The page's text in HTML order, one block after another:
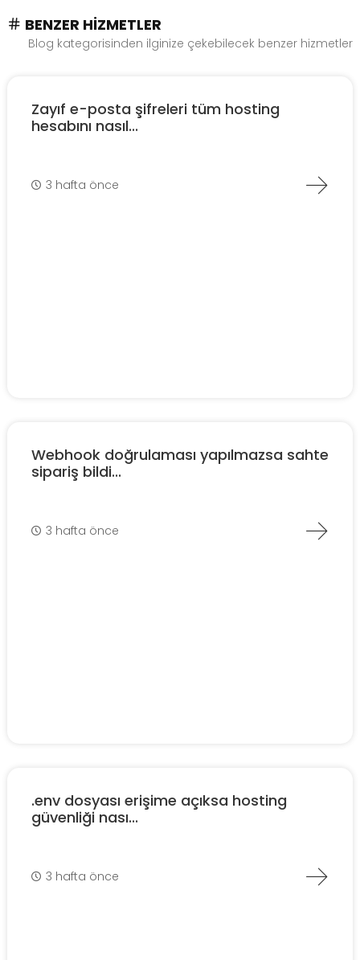
BENZER HIZMETLER
Blog kategorisinden ilginize çekebilecek benzer hizmetler
Zayıf e-posta şifreleri tüm hosting
hesabını nasıl...
3 hafta önce
Webhook doğrulaması yapılmazsa sahte
sipariş bildi...
3 hafta önce
.env dosyası erişime açıksa hosting
güvenliği nası...
3 hafta önce